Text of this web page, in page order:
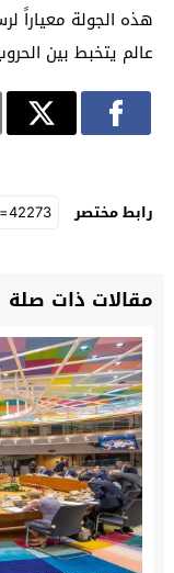
هذه الجولة معياراً
عالم يتخبط بين
رابط مختصر
مقالات ذات صلة